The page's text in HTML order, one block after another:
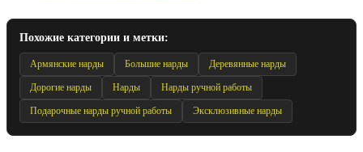
Похожие категории и метки:
Армянские нарды Большие нарды Деревянные нарды
Дорогие нарды Нарды Нарды ручной работы
Подарочные нарды ручной работы Эксклюзивные нарды